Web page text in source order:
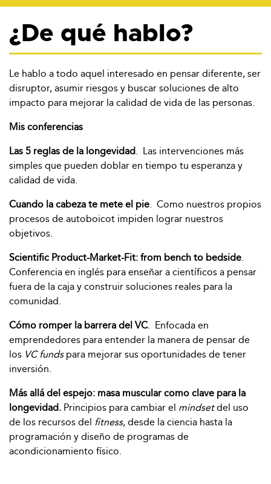
¿De qué hablo?
Le hablo a todo aquel interesado en pensar diferente, ser
disruptor, asumir riesgos y buscar soluciones de alto
impacto para mejorar la calidad de vida de las personas.
Mis conferencias
Las 5 reglas de la longevidad. Las intervenciones más
simples que pueden doblar en tiempo tu esperanza y
calidad de vida.
Cuando la cabeza te mete el pie. Como nuestros propios
procesos de autoboicot impiden lograr nuestros
objetivos.
Scientific Product-Market-Fit: from bench to bedside.
Conferencia en inglés para enseñar a científicos a pensar
fuera de la caja y construir soluciones reales para la
comunidad.
Cómo romper la barrera del VC. Enfocada en
emprendedores para entender la manera de pensar de
los VC fundspara mejorar sus oportunidades de tener
inversión.
Más allá del espejo: masa muscular como clave para la
longevidad. Principios para cambiar el mindsetdel uso
de los recursos del fitness, desde la ciencia hasta la
programación y diseño de programas de
acondicionamiento físico.